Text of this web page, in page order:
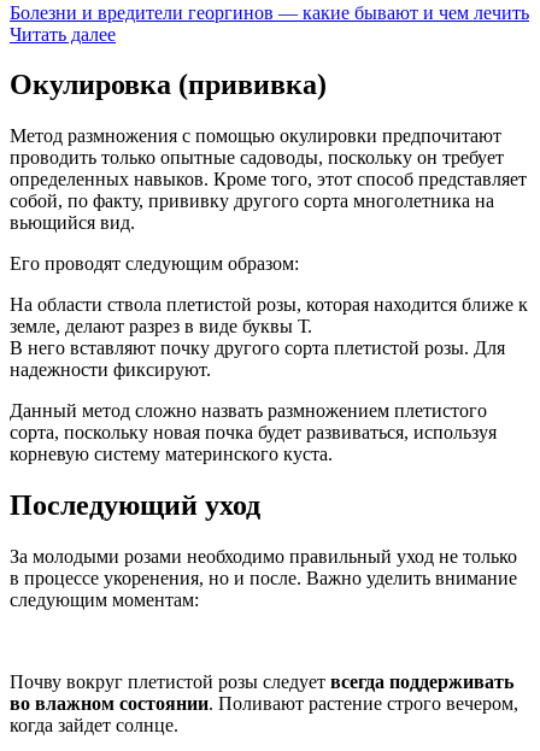
Болезни и вредители георгинов — какие бывают и чем лечить
Читать далее
Окулировка (прививка)
Метод размножения с помощью окулировки предпочитают
проводить только опытные садоводы, поскольку он требует
определенных навыков. Кроме того, этот способ представляет
собой, по факту, прививку другого сорта многолетника на
вьющийся вид.
Его проводят следующим образом:
На области ствола плетистой розы, которая находится ближе к
земле, делают разрез в виде буквы Т.
В него вставляют почку другого сорта плетистой розы. Для
надежности фиксируют.
Данный метод сложно назвать размножением плетистого
сорта, поскольку новая почка будет развиваться, используя
корневую систему материнского куста.
Последующий уход
За молодыми розами необходимо правильный уход не только
в процессе укоренения, но и после. Важно уделить внимание
следующим моментам:
Почву вокруг плетистой розы следует всегда поддерживать
во влажном состоянии. Поливают растение строго вечером,
когда зайдет солнце.